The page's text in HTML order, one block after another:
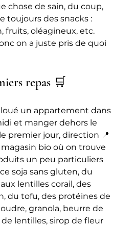
chose de sain, du coup,
toujours des snacks :
fruits, oléagineux, etc.
on a juste pris de quoi
repas 🛒
loué un appartement dans
et manger dehors le
premier jour, direction 📍
magasin bio où on trouve
un peu particuliers
soja sans gluten, du
lentilles corail, des
du tofu, des protéines de
granola, beurre de
lentilles, sirop de fleur